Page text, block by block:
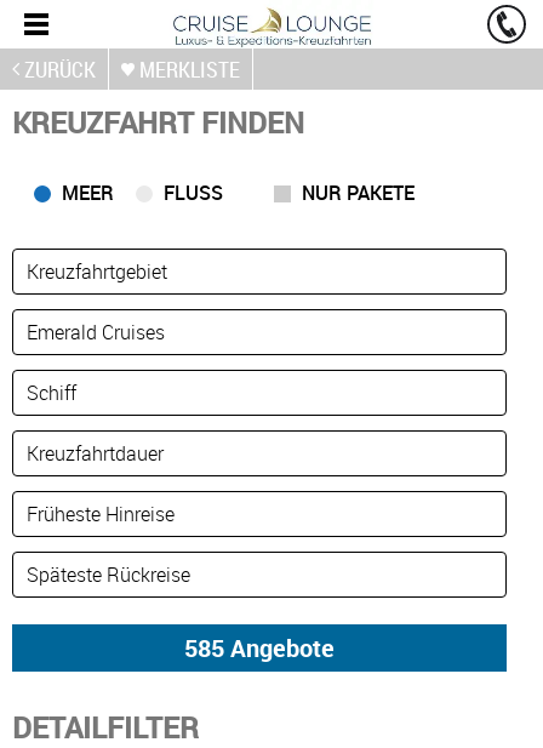
ZURÜCK MERKLISTE
KREUZFAHRT FINDEN
MEER FLUSS NUR PAKETE
DETAILFILTER